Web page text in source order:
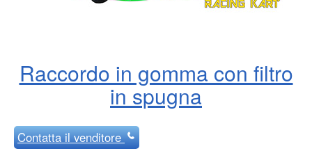
Raccordo in gomma con filtro
in spugna
Contattail venditore